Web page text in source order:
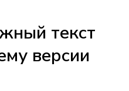
текст
версии